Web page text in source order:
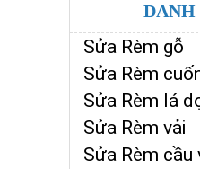
DANH
Sửa Rèm gỗ
Sửa Rèm
Sửa Rèm lá
Sửa Rèm vải
Sửa Rèm cầu